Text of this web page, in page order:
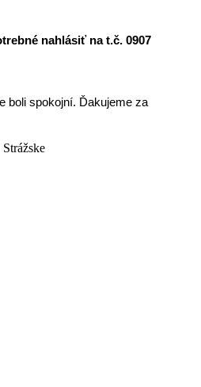
nahlásiť na t.č. 0907
boli spokojní. Ďakujeme za